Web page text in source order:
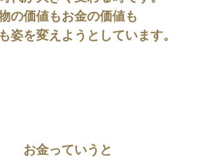
の価値もお金の価値も
姿を変えようとしています。
お金っていうと